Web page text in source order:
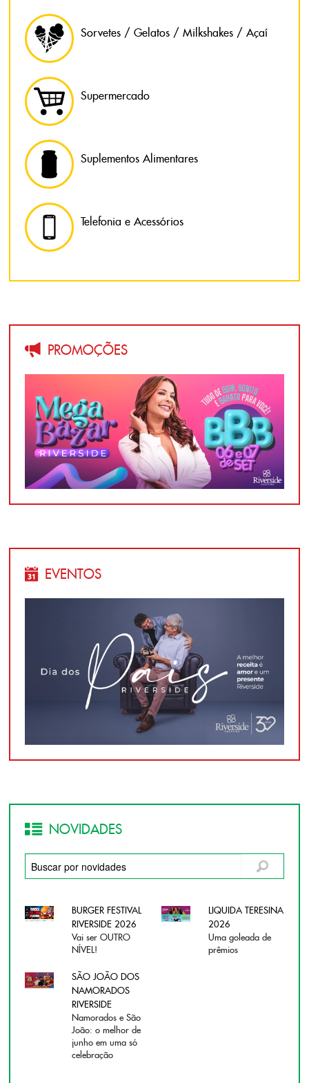
Sorvetes / Gelatos / Milkshakes / Açaí
Supermercado
Suplementos Alimentares
Telefonia e Acessórios
PROMOÇÕES
EVENTOS
NOVIDADES
BURGER FESTIVAL
RIVERSIDE 2026
Vai ser OUTRO
NÍVEL!
LIQUIDA TERESINA
2026
Uma goleada de
prêmios
SÃO JOÃO DOS
NAMORADOS
RIVERSIDE
Namorados e São
João: o melhor de
junho em uma só
celebração